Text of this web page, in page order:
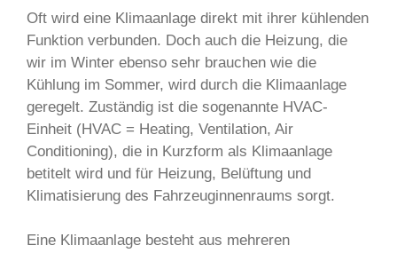
Oft wird eine Klimaanlage direkt mit ihrer kühlenden
Funktion verbunden. Doch auch die Heizung, die
wir im Winter ebenso sehr brauchen wie die
Kühlung im Sommer, wird durch die Klimaanlage
geregelt. Zuständig ist die sogenannte HVAC-
Einheit (HVAC = Heating, Ventilation, Air
Conditioning), die in Kurzform als Klimaanlage
betitelt wird und für Heizung, Belüftung und
Klimatisierung des Fahrzeuginnenraums sorgt.
Eine Klimaanlage besteht aus mehreren